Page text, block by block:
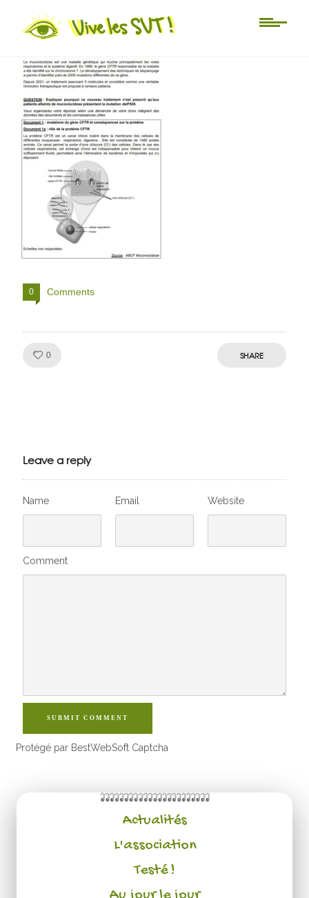
ex 2
0 Comments
0 SHARE
Leave a reply
Name Email Website
Comment
SUBMIT COMMENT
Protégé par BestWebSoft Captcha
Actualités
L'association
Testé !